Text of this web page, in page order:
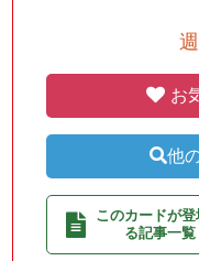
お
他
このカードが登
る記事一覧